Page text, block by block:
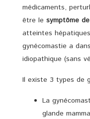
médicaments,
être le symptôme
atteintes
gynécomastie a
idiopathique (sans
Il existe 3 types de
La
glande